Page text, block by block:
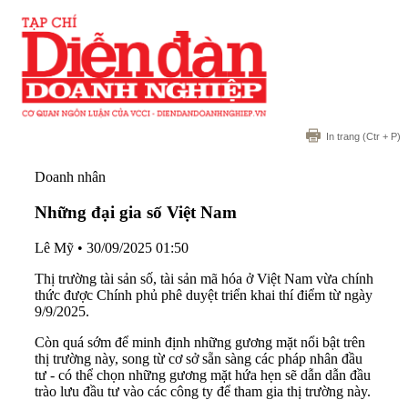
In trang (Ctr + P)
Doanh nhân
Những đại gia số Việt Nam
Lê Mỹ • 30/09/2025 01:50
Thị trường tài sản số, tài sản mã hóa ở Việt Nam vừa chính
thức được Chính phủ phê duyệt triển khai thí điểm từ ngày
9/9/2025.
Còn quá sớm để minh định những gương mặt nổi bật trên
thị trường này, song từ cơ sở sẵn sàng các pháp nhân đầu
tư - có thể chọn những gương mặt hứa hẹn sẽ dẫn dẫn đầu
trào lưu đầu tư vào các công ty để tham gia thị trường này.